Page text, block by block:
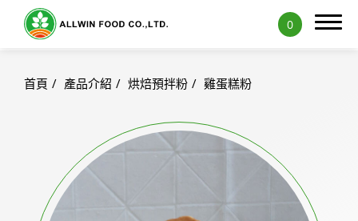
0
首頁 產品介紹 烘焙預拌粉 雞蛋糕粉
產品介紹
精選產品